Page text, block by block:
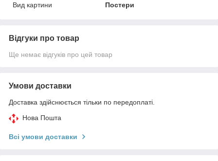
Вид картини
Постери
Відгуки про товар
Ще немає відгуків про цей товар
Умови доставки
Доставка здійснюється тільки по передоплаті.
Нова Пошта
Всі умови доставки